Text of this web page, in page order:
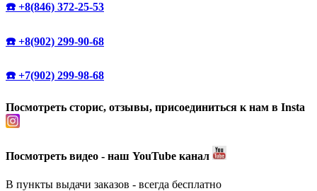
☎️ +8(846) 372-25-53
☎️ +8(902) 299-90-68
☎️ +7(902) 299-98-68
Посмотреть сторис, отзывы, присоединиться к нам в Insta
Посмотреть видео - наш YouTube канал
В пункты выдачи заказов - всегда бесплатно